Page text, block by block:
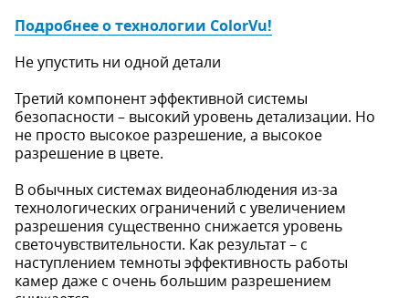
Подробнее о технологии ColorVu!
Не упустить ни одной детали
Третий компонент эффективной системы
безопасности – высокий уровень детализации. Но
не просто высокое разрешение, а высокое
разрешение в цвете.
В обычных системах видеонаблюдения из-за
технологических ограничений с увеличением
разрешения существенно снижается уровень
светочувствительности. Как результат – с
наступлением темноты эффективность работы
камер даже с очень большим разрешением